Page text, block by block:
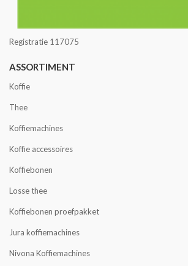
Registratie 117075
ASSORTIMENT
Koffie
Thee
Koffiemachines
Koffie accessoires
Koffiebonen
Losse thee
Koffiebonen proefpakket
Jura koffiemachines
Nivona Koffiemachines